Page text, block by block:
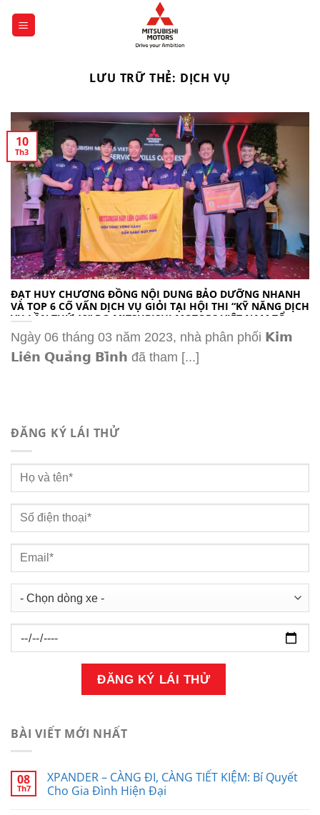
qua
LƯU TRỮ THẺ: DỊCH VỤ
ĐẠT HUY CHƯƠNG ĐỒNG NỘI DUNG BẢO DƯỠNG NHANH
VÀ TOP 6 CỐ VẤN DỊCH VỤ GIỎI TẠI HỘI THI “KỸ NĂNG DỊCH
VỤ LẦN THỨ 12” DO MITSUBISHI MOTORS VIỆT NAM TỔ
CHỨC
Ngày 06 tháng 03 năm 2023, nhà phân phối 𝗞𝗶𝗺
𝗟𝗶𝗲̂𝗻 𝗤𝘂𝗮̉𝗻𝗴 𝗕𝗶̀𝗻𝗵 đã tham [...]
10
Th3
ĐĂNG KÝ LÁI THỬ
BÀI VIẾT MỚI NHẤT
08
Th7
XPANDER – CÀNG ĐI, CÀNG TIẾT KIỆM: Bí Quyết
Cho Gia Đình Hiện Đại